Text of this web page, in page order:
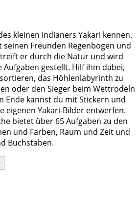
kleinen Indianers Yakari kennen.
seinen Freunden Regenbogen und
er durch die Natur und wird
Aufgaben gestellt. Hilf ihm dabei,
das Höhlenlabyrinth zu
oder den Sieger beim Wettrodeln
Ende kannst du mit Stickern und
eigenen Yakari-Bilder entwerfen.
bietet über 65 Aufgaben zu den
und Farben, Raum und Zeit und
Buchstaben.